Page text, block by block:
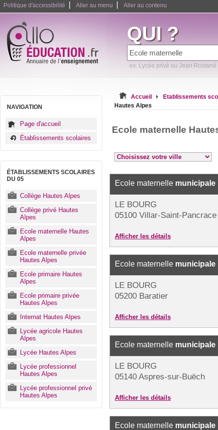
Politique d'accessibilité Aller au menu Aller au contenu
QUI ?
ex: Lycée privé ou Jean Rostand
NAVIGATION
Page d'accueil
Établissements scolaires
ÉTABLISSEMENTS SCOLAIRES
DU 05
Collège Hautes Alpes
Collège privé Hautes
Alpes
Ecole maternelle Hautes
Alpes
Ecole maternelle privée
Hautes Alpes
Ecole primaire Hautes
Alpes
Ecole primaire privée
Hautes Alpes
Internat Hautes Alpes
Lycée agricole Hautes
Alpes
Lycée Hautes Alpes
Lycée professionnel
Hautes Alpes
Lycée professionnel privé
Hautes Alpes
Accueil
Etablissements
Hautes Alpes
Ecole maternelle
Ecole maternelle municipale
LE BOURG
05100 Villar-Saint-Pancrace
Afficher les détails
Ecole maternelle municipale
LE BOURG
05200 Baratier
Afficher les détails
Ecole maternelle municipale
LE BOURG
05140 Aspres-sur-Buëch
Afficher les détails
Ecole maternelle municipale